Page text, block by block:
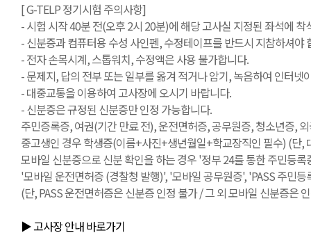
[ G-TELP 정기시험 주의사항]
- 시험 시작 40분 전(오후 2시 20분)에 해당 고사실 지정된 좌석에 착
- 신분증과 컴퓨터용 수성 사인펜, 수정테이프를 반드시 지참하셔야
- 전자 손목시계, 스톱워치, 수정액은 사용 불가합니다.
- 문제지, 답의 전부 또는 일부를 옮겨 적거나 암기, 녹음하여 인터
- 대중교통을 이용하여 고사장에 오시기 바랍니다.
- 신분증은 규정된 신분증만 인정 가능합니다.
주민증록증, 여권(기간 만료 전), 운전면허증, 공무원증, 청소년증,
중고생인 경우 학생증(이름+사진+생년월일+학교장직인 필수) (단,
모바일 신분증으로 신분 확인을 하는 경우 '정부 24를 통한 주민등록
'모바일 운전면허증 (경찰청 발행)', '모바일 공무원증', 'PASS 주민
(단, PASS 운전면허증은 신분증 인정 불가 / 그 외 모바일 신분증은
▶ 고사장 안내 바로가기